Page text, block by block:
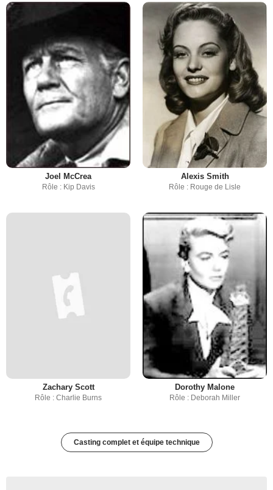
Joel McCrea
Rôle : Kip Davis
Alexis Smith
Rôle : Rouge de Lisle
Zachary Scott
Rôle : Charlie Burns
Dorothy Malone
Rôle : Deborah Miller
Casting complet et équipe technique